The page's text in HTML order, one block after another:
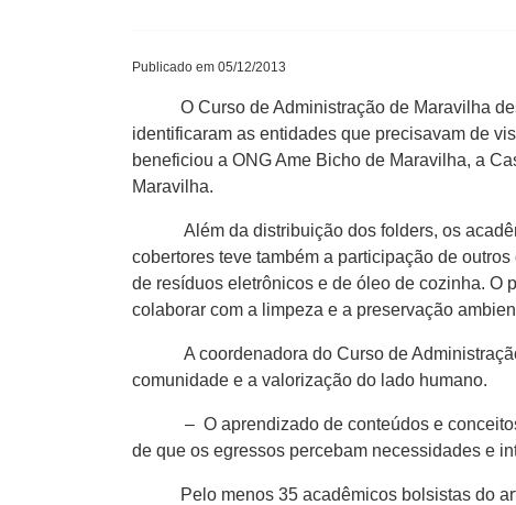
Publicado em 05/12/2013
O Curso de Administração de Maravilha
identificaram as entidades que precisavam de
beneficiou a ONG Ame Bicho de Maravilha, a
Maravilha.
Além da distribuição dos folders, os
cobertores teve também a participação de
de resíduos eletrônicos e de óleo de cozinha. O
colaborar com a limpeza e a preservação
A coordenadora do Curso de Administração,
comunidade e a valorização do lado humano.
– O aprendizado de conteúdos e conceitos
de que os egressos percebam necessidades e
Pelo menos 35 acadêmicos bolsistas do